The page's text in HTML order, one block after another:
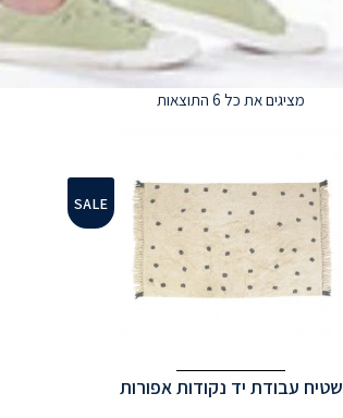
מציגים את כל ⁦6⁩ התוצאות
SALE
שטיח עבודת יד נקודות אפורות